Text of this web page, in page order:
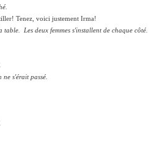
Tenez, voici justement Irma!
Les deux femmes s'installent de chaque côté.
s'érait passé.